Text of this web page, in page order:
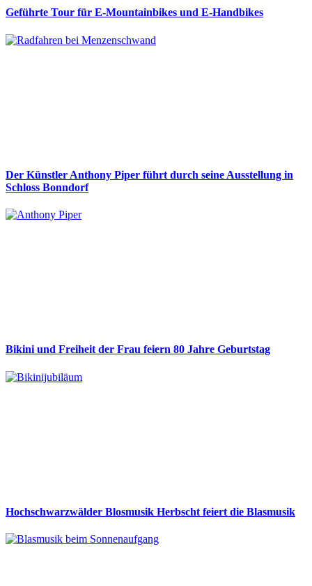
Geführte Tour für E-Mountainbikes und E-Handbikes
Der Künstler Anthony Piper führt durch seine Ausstellung in
Schloss Bonndorf
Bikini und Freiheit der Frau feiern 80 Jahre Geburtstag
Hochschwarzwälder Blosmusik Herbscht feiert die Blasmusik